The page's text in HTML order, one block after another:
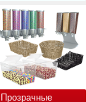
Прозрачные